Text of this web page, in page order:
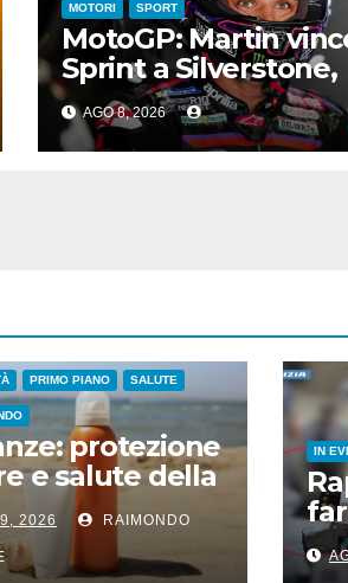
MOTORI SPORT
MotoGP: Martin
Sprint a Silverstone,
preceduti Ogura e
AGO 8, 2026
PRIMO PIANO SALUTE
protezione
e salute della
cosa dicono le
2026 RAIMONDO
IN
a